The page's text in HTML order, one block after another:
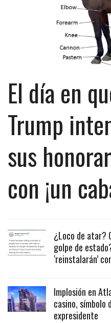
El día en
Trump
sus
con ¡un
¿Loco de atar?
golpe de
‘reinstalarán’
Implosión en
casino, símbolo
expresidente